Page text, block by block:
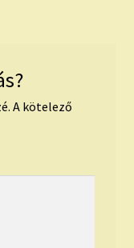
A kötelező